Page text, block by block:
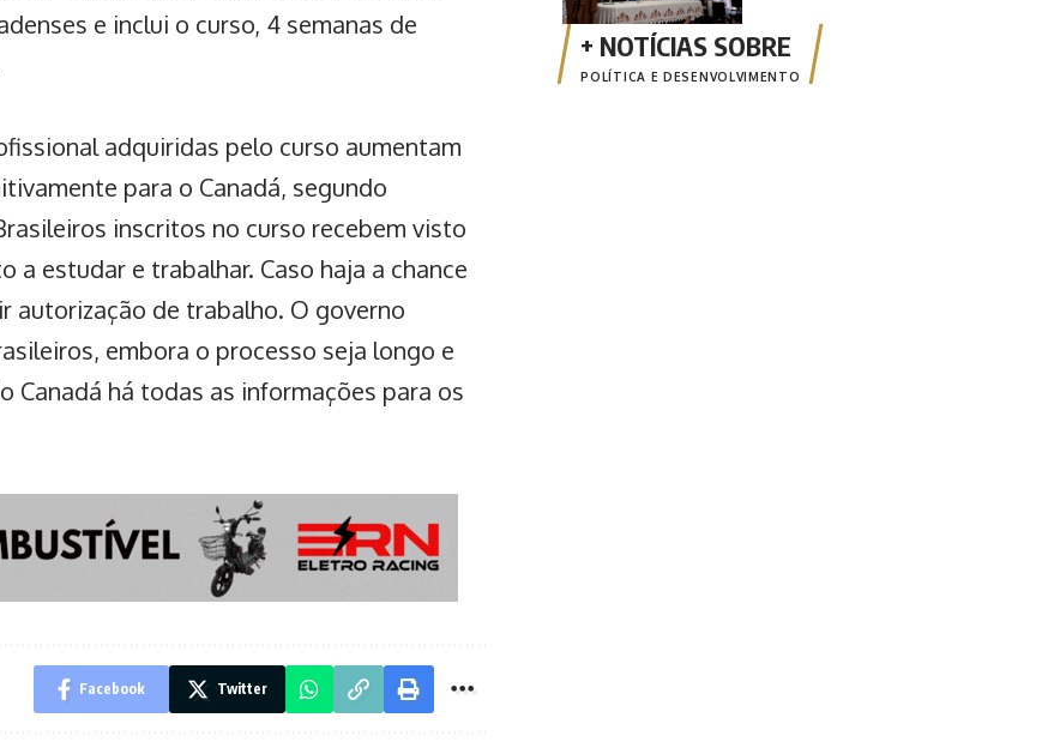
e inclui o curso, 4 semanas de
adquiridas pelo curso aumentam
para o Canadá, segundo
inscritos no curso recebem visto
estudar e trabalhar. Caso haja a chance
autorização de trabalho. O governo
embora o processo seja longo e
Canadá há todas as informações para os
Facebook Twitter
POLÍTICA E DESENVOLVIMENTO